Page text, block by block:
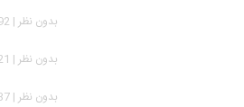
بدون نظر | 1,692 بازدید
بدون نظر | 1,521 بازدید
بدون نظر | 1,637 بازدید